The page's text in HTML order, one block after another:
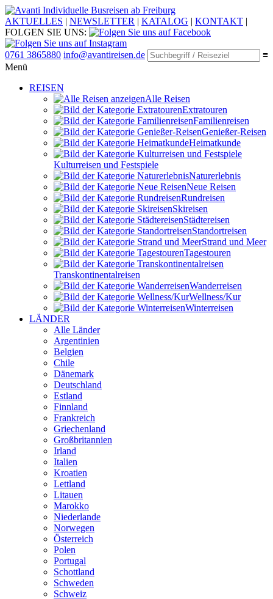
Individuelle Busreisen ab Freiburg
AKTUELLES | NEWSLETTER | KATALOG | KONTAKT |
FOLGEN SIE UNS:
0761 3865880 info@avantireisen.de
≡
Menü
REISEN
Alle Reisen
Extratouren
Familien­reisen
Genießer-Reisen
Heimatkunde
Kultur­reisen und Festspiele
Naturerlebnis
Neue Reisen
Rund­reisen
Ski­reisen
Städte­reisen
Standort­reisen
Strand und Meer
Tagestouren
Transkontinental­reisen
Wander­reisen
Wellness/Kur
Winter­reisen
LÄNDER
Alle Länder
Argentinien
Belgien
Chile
Dänemark
Deutschland
Estland
Finnland
Frankreich
Griechenland
Großbritannien
Irland
Italien
Kroatien
Lettland
Litauen
Marokko
Niederlande
Norwegen
Österreich
Polen
Portugal
Schottland
Schweden
Schweiz